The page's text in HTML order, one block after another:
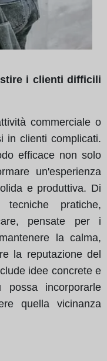
i clienti difficili
commerciale o
in clienti complicati.
efficace non solo
un'esperienza
e produttiva. Di
tecniche pratiche,
pensate per i
la calma,
la reputazione del
idee concrete e
possa incorporarle
quella vicinanza